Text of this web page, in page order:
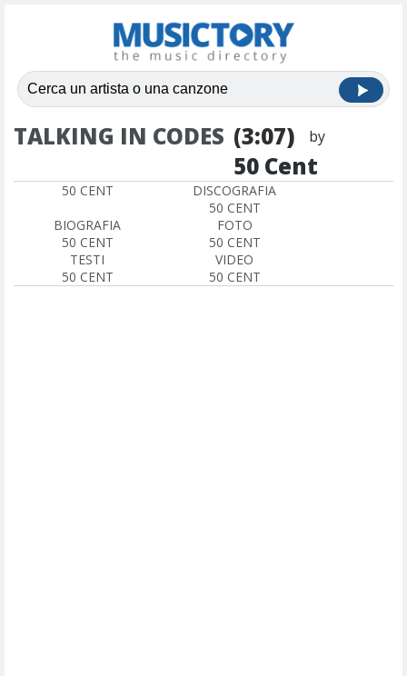
TALKING IN CODES (3:07) by
50 Cent
50 CENT
DISCOGRAFIA
50 CENT
BIOGRAFIA
50 CENT
FOTO
50 CENT
TESTI
50 CENT
VIDEO
50 CENT